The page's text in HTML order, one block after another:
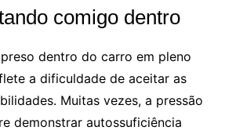
comigo dentro
dentro do carro em pleno
a dificuldade de aceitar as
Muitas vezes, a pressão
demonstrar autossuficiência